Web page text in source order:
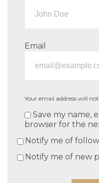
Email
Your email address will
Save my name,
browser for the
Notify me of
Notify me of new